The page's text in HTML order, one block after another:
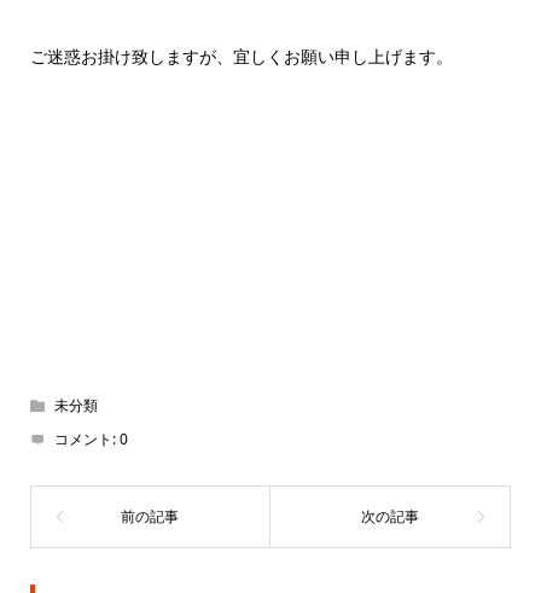
ご迷惑お掛け致しますが、宜しくお願い申し上げます。
未分類
コメント:0